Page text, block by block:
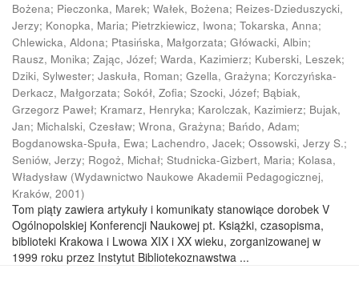
Bożena; Pieczonka, Marek; Wałek, Bożena; Reizes-Dzieduszycki,
Jerzy; Konopka, Maria; Pietrzkiewicz, Iwona; Tokarska, Anna;
Chlewicka, Aldona; Ptasińska, Małgorzata; Główacki, Albin;
Rausz, Monika; Zając, Józef; Warda, Kazimierz; Kuberski, Leszek;
Dziki, Sylwester; Jaskuła, Roman; Gzella, Grażyna; Korczyńska-
Derkacz, Małgorzata; Sokół, Zofia; Szocki, Józef; Bąbiak,
Grzegorz Paweł; Kramarz, Henryka; Karolczak, Kazimierz; Bujak,
Jan; Michalski, Czesław; Wrona, Grażyna; Bańdo, Adam;
Bogdanowska-Spuła, Ewa; Lachendro, Jacek; Ossowski, Jerzy S.;
Seniów, Jerzy; Rogoż, Michał; Studnicka-Gizbert, Maria; Kolasa,
Władysław (Wydawnictwo Naukowe Akademii Pedagogicznej,
Kraków, 2001)
Tom piąty zawiera artykuły i komunikaty stanowiące dorobek V
Ogólnopolskiej Konferencji Naukowej pt. Książki, czasopisma,
biblioteki Krakowa i Lwowa XIX i XX wieku, zorganizowanej w
1999 roku przez Instytut Bibliotekoznawstwa ...